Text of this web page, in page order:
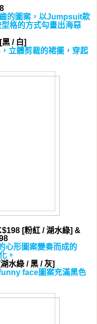
的圖案，以Jumpsuit款
格的方式勾畫出海惡
黑 / 白]
，立體剪裁的裙擺，穿起
[粉紅 / 湖水綠] &
心形圖案變奏而成的
。
湖水綠 / 黑 / 灰]
face圖案充滿黑色